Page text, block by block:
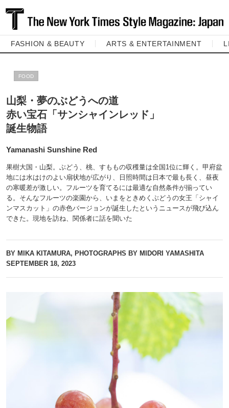
FASHION & BEAUTY ARTS & ENTERTAINMENT
FOOD
山梨・夢のぶどうへの道
赤い宝石「サンシャインレッド」
誕生物語
Yamanashi Sunshine Red
果樹大国・山梨。ぶどう、桃、すももの収穫量は全国1位に輝く。甲府盆
地には水はけのよい扇状地が広がり、日照時間は日本で最も長く、昼夜
の寒暖差が激しい。フルーツを育てるには最適な自然条件が揃ってい
る。そんなフルーツの楽園から、いまをときめくぶどうの女王「シャイ
ンマスカット」の赤色バージョンが誕生したというニュースが飛び込ん
できた。現地を訪ね、関係者に話を聞いた
BY MIKA KITAMURA, PHOTOGRAPHS BY MIDORI YAMASHITA
SEPTEMBER 18, 2023